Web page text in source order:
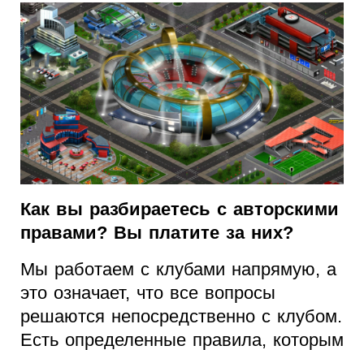
Как вы разбираетесь с авторскими
правами? Вы платите за них?
Мы работаем с клубами напрямую, а
это означает, что все вопросы
решаются непосредственно с клубом.
Есть определенные правила, которым